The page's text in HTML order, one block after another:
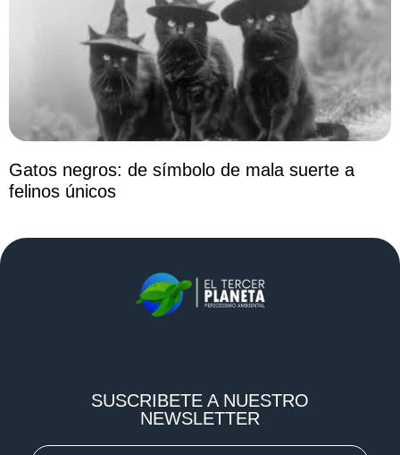
Gatos negros: de símbolo de mala suerte a
felinos únicos
SUSCRIBETE A NUESTRO
NEWSLETTER